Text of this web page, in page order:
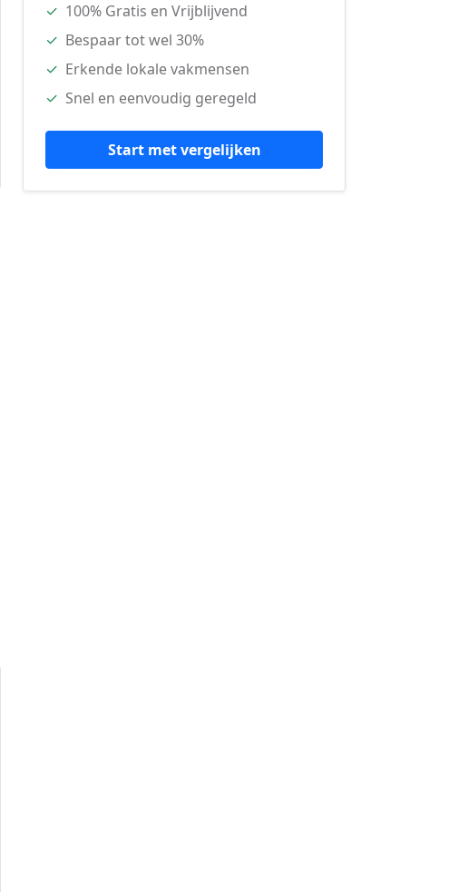
✓ 100% Gratis en Vrijblijvend
✓ Bespaar tot wel 30%
✓ Erkende lokale vakmensen
✓ Snel en eenvoudig geregeld
Start met vergelijken